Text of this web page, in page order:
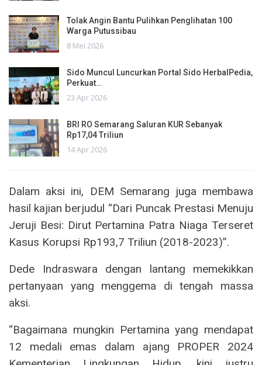
Tolak Angin Bantu Pulihkan Penglihatan 100
Warga Putussibau
8 Mei 2026
Sido Muncul Luncurkan Portal Sido HerbalPedia,
Perkuat…
23 Apr 2026
BRI RO Semarang Saluran KUR Sebanyak
Rp17,04 Triliun
14 Apr 2026
Dalam aksi ini, DEM Semarang juga membawa
hasil kajian berjudul “Dari Puncak Prestasi Menuju
Jeruji Besi: Dirut Pertamina Patra Niaga Terseret
Kasus Korupsi Rp193,7 Triliun (2018-2023)”.
Dede Indraswara dengan lantang memekikkan
pertanyaan yang menggema di tengah massa
aksi.
“Bagaimana mungkin Pertamina yang mendapat
12 medali emas dalam ajang PROPER 2024